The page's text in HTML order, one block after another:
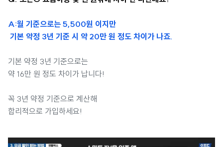
A:월 기준으로는 5,500원 이지만
기본 약정 3년 기준 시 약 20만 원 정도 차이가 나죠.
기본 약정 3년 기준으로는
약 16만 원 정도 차이가 납니다!
꼭 3년 약정 기준으로 계산해
합리적으로 가입하세요!